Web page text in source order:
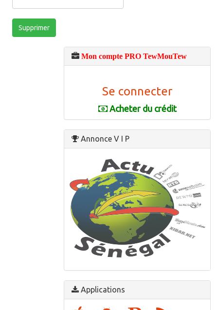
Supprimer
Mon compte PRO TewMouTew
Se connecter
Acheter du crédit
Annonce V I P
Suivre l'actualité sénégalaise en temps réel
Applications